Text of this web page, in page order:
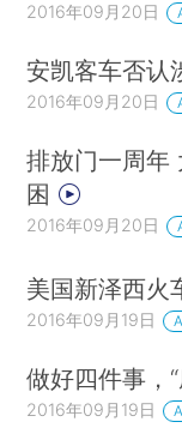
2016年09月20日
安凯客车否认
2016年09月20日
排放门一周年
困
2016年09月20日
美国新泽西火
2016年09月19日
做好四件事，
2016年09月19日